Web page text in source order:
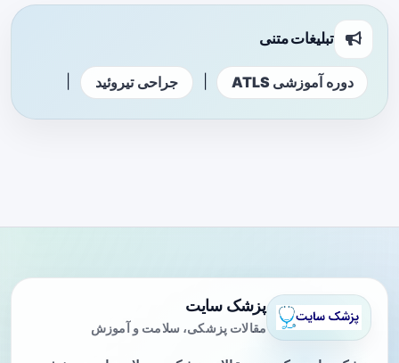
تبلیغات متنی
دوره آموزشی ATLS جراحی تیروئید
پزشک سایت
مقالات پزشکی، سلامت و آموزش